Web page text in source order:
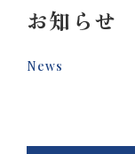
お知らせ
News